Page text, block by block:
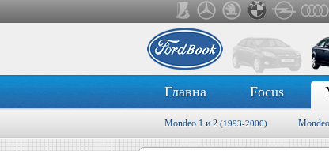
Главна Focus
Mondeo 1 и 2 (1993-2000)